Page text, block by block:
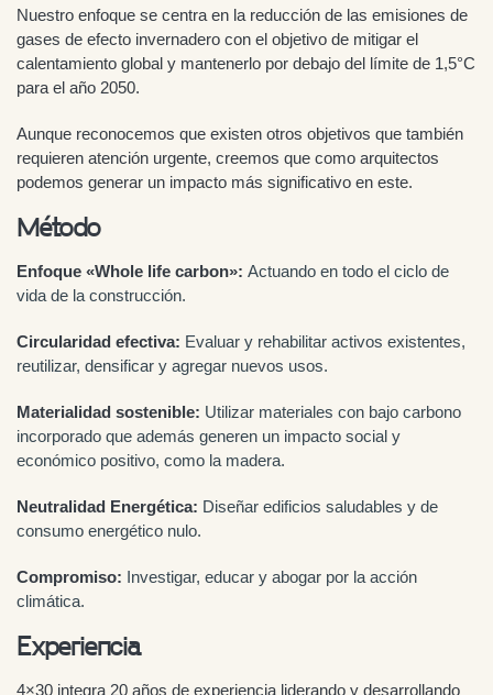
Nuestro enfoque se centra en la reducción de las emisiones de
gases de efecto invernadero con el objetivo de mitigar el
calentamiento global y mantenerlo por debajo del límite de 1,5°C
para el año 2050.
Aunque reconocemos que existen otros objetivos que también
requieren atención urgente, creemos que como arquitectos
podemos generar un impacto más significativo en este.
Método
Enfoque «Whole life carbon»: Actuando en todo el ciclo de
vida de la construcción.
Circularidad efectiva: Evaluar y rehabilitar activos existentes,
reutilizar, densificar y agregar nuevos usos.
Materialidad sostenible: Utilizar materiales con bajo carbono
incorporado que además generen un impacto social y
económico positivo, como la madera.
Neutralidad Energética: Diseñar edificios saludables y de
consumo energético nulo.
Compromiso: Investigar, educar y abogar por la acción
climática.
Experiencia
4×30 integra 20 años de experiencia liderando y desarrollando